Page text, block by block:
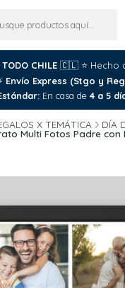
TODO CHILE 🇨🇱 ⭐ Hecho
Envío Express (Stgo y
En casa de 4 a 5
X TEMÁTICA DÍA
Multi Fotos Padre con